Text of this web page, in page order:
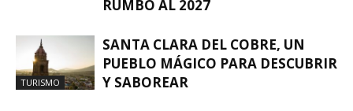
RUMBO AL 2027
TURISMO
SANTA CLARA DEL COBRE, UN
PUEBLO MÁGICO PARA DESCUBRIR
Y SABOREAR